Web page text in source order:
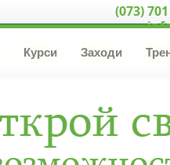
(073)
Курси Заходи